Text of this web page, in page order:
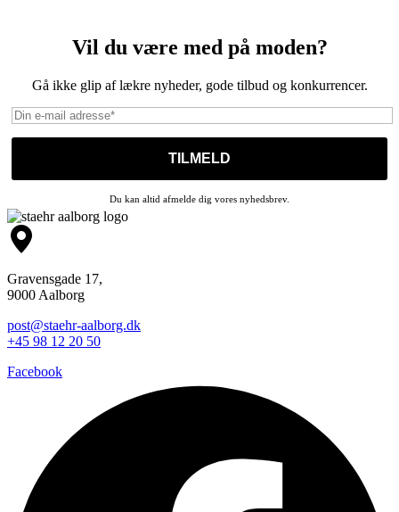
Vil du være med på moden?
Gå ikke glip af lækre nyheder, gode tilbud og konkurrencer.
Du kan altid afmelde dig vores nyhedsbrev.
Gravensgade 17,
9000 Aalborg
post@staehr-aalborg.dk
+45 98 12 20 50
Facebook